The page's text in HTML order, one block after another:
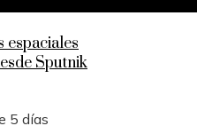
espaciales
Sputnik
5 días